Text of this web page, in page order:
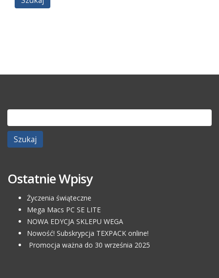
Szukaj:
Ostatnie Wpisy
Życzenia świąteczne
Mega Macs PC SE LITE
NOWA EDYCJA SKLEPU WEGA
Nowość! Subskrypcja TEXPACK online!
Promocja ważna do 30 września 2025